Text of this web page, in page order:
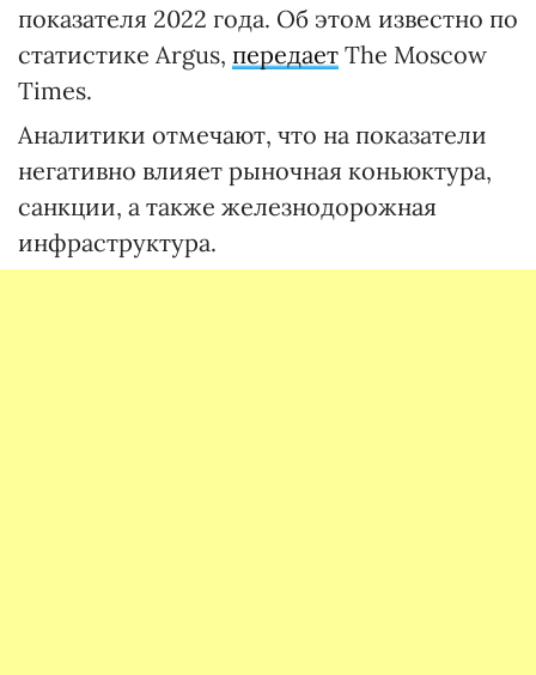
показателя 2022 года. Об этом известно по
статистике Argus, передает The Moscow
Times.
Аналитики отмечают, что на показатели
негативно влияет рыночная коньюктура,
санкции, а также железнодорожная
инфраструктура.